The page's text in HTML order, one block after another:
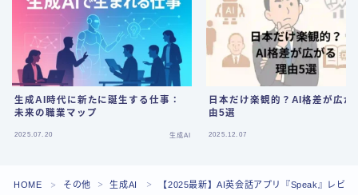
Follow Me
生成AI時代に新たに誕生する仕事：
未来の職業マップ
2025.07.20 生成AI
日本だけ楽観的？AI格差が広が
由5選
2025.12.07
HOME ＞ その他 ＞ 生成AI ＞ 【2025最新】AI英会話アプリ『Speak』レビュ